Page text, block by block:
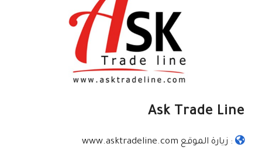
Ask Trade Line
: زيارة الموقع www.asktradeline.com